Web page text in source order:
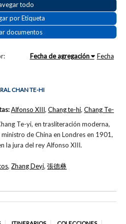
todo
por Etiqueta
documentos
Fecha de agregación Fecha
CHAN TE-HI
Te-yi, en trasliteración moderna,
de China en Londres en 1901,
la jura del rey Alfonso XIII.
Alfonso XIII, Chang te-hi, Chang Te-
,Zhang Deyi,張德彝